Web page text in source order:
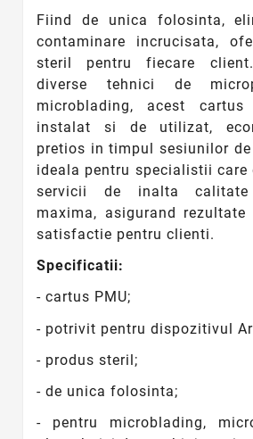
Fiind de unica folosinta,
contaminare incrucisata,
steril pentru fiecare
diverse tehnici de
microblading, acest
instalat si de utilizat,
pretios in timpul sesiunilor de
ideala pentru specialistii care
servicii de inalta
maxima, asigurand
satisfactie pentru clienti.
Specificatii:
- cartus PMU;
- potrivit pentru dispozitivul
- produs steril;
- de unica folosinta;
- pentru microblading,